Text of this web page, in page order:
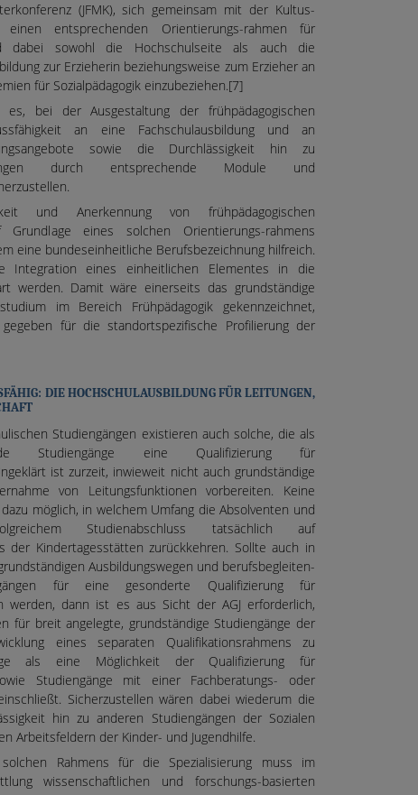
(JFMK), sich gemeinsam mit der Kultus-
entsprechenden Orientierungs-rahmen für
dabei sowohl die Hochschulseite als auch die
zur Erzieherin beziehungsweise zum Erzieher an
für Sozialpädagogik einzubeziehen.[7]
bei der Ausgestaltung der frühpädagogischen
an eine Fachschulausbildung und an
sowie die Durchlässigkeit hin zu
durch entsprechende Module und
und Anerkennung von frühpädagogischen
Grundlage eines solchen Orientierungs-rahmens
eine bundeseinheitliche Berufsbezeichnung hilfreich.
Integration eines einheitlichen Elementes in die
werden. Damit wäre einerseits das grundständige
im Bereich Frühpädagogik gekennzeichnet,
für die standortspezifische Profilierung der
DIE HOCHSCHULAUSBILDUNG FÜR LEITUNGEN,
Studiengängen existieren auch solche, die als
Studiengänge eine Qualifizierung für
ist zurzeit, inwieweit nicht auch grundständige
von Leitungsfunktionen vorbereiten. Keine
möglich, in welchem Umfang die Absolventen und
Studienabschluss tatsächlich auf
der Kindertagesstätten zurückkehren. Sollte auch in
Ausbildungswegen und berufsbegleiten-
für eine gesonderte Qualifizierung für
werden, dann ist es aus Sicht der AGJ erforderlich,
für breit angelegte, grundständige Studiengänge der
eines separaten Qualifikationsrahmens zu
als eine Möglichkeit der Qualifizierung für
Studiengänge mit einer Fachberatungs- oder
Sicherzustellen wären dabei wiederum die
hin zu anderen Studiengängen der Sozialen
Arbeitsfeldern der Kinder- und Jugendhilfe.
Rahmens für die Spezialisierung muss im
wissenschaftlichen und forschungs-basierten